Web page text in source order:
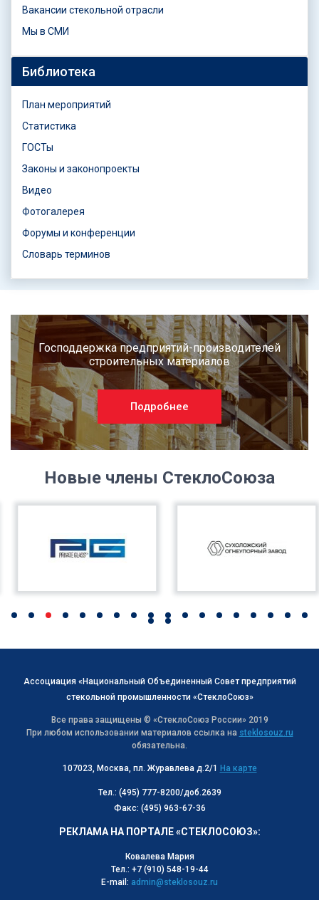
Вакансии стекольной отрасли
Мы в СМИ
Библиотека
План мероприятий
Статистика
ГОСТы
Законы и законопроекты
Видео
Фотогалерея
Форумы и конференции
Словарь терминов
Господдержка предприятий-производителей
строительных материалов
Подробнее
Новые члены СтеклоСоюза
Ассоциация «Национальный Объединенный Совет предприятий
стекольной промышленности «СтеклоСоюз»
Все права защищены © «СтеклоСоюз Роcсии» 2019
При любом использовании материалов ссылка на steklosouz.ru
обязательна.
107023, Москва, пл. Журавлева д.2/1 На карте
Тел.: (495) 777-8200/доб.2639
Факс: (495) 963-67-36
РЕКЛАМА НА ПОРТАЛЕ «СТЕКЛОСОЮЗ»:
Ковалева Мария
Тел.: +7 (910) 548-19-44
E-mail: admin@steklosouz.ru